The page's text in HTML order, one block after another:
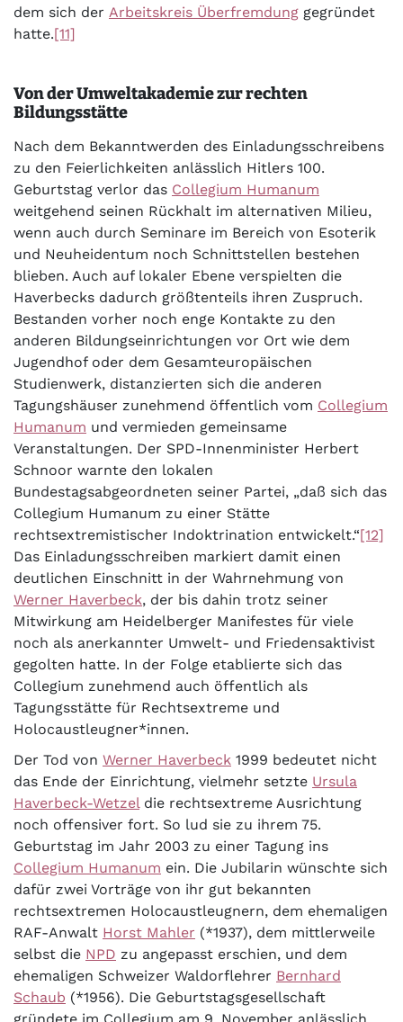
dem sich der Arbeitskreis Überfremdung gegründet
hatte.[11]
Von der Umweltakademie zur rechten
Bildungsstätte
Nach dem Bekanntwerden des Einladungsschreibens
zu den Feierlichkeiten anlässlich Hitlers 100.
Geburtstag verlor das Collegium Humanum
weitgehend seinen Rückhalt im alternativen Milieu,
wenn auch durch Seminare im Bereich von Esoterik
und Neuheidentum noch Schnittstellen bestehen
blieben. Auch auf lokaler Ebene verspielten die
Haverbecks dadurch größtenteils ihren Zuspruch.
Bestanden vorher noch enge Kontakte zu den
anderen Bildungseinrichtungen vor Ort wie dem
Jugendhof oder dem Gesamteuropäischen
Studienwerk, distanzierten sich die anderen
Tagungshäuser zunehmend öffentlich vom Collegium
Humanum und vermieden gemeinsame
Veranstaltungen. Der SPD-Innenminister Herbert
Schnoor warnte den lokalen
Bundestagsabgeordneten seiner Partei, „daß sich das
Collegium Humanum zu einer Stätte
rechtsextremistischer Indoktrination entwickelt.“[12]
Das Einladungsschreiben markiert damit einen
deutlichen Einschnitt in der Wahrnehmung von
Werner Haverbeck, der bis dahin trotz seiner
Mitwirkung am Heidelberger Manifestes für viele
noch als anerkannter Umwelt- und Friedensaktivist
gegolten hatte. In der Folge etablierte sich das
Collegium zunehmend auch öffentlich als
Tagungsstätte für Rechtsextreme und
Holocaustleugner*innen.
Der Tod von Werner Haverbeck 1999 bedeutet nicht
das Ende der Einrichtung, vielmehr setzte Ursula
Haverbeck-Wetzeldie rechtsextreme Ausrichtung
noch offensiver fort. So lud sie zu ihrem 75.
Geburtstag im Jahr 2003 zu einer Tagung ins
Collegium Humanum ein. Die Jubilarin wünschte sich
dafür zwei Vorträge von ihr gut bekannten
rechtsextremen Holocaustleugnern, dem ehemaligen
RAF-Anwalt Horst Mahler (*1937), dem mittlerweile
selbst die NPD zu angepasst erschien, und dem
ehemaligen Schweizer Waldorflehrer Bernhard
Schaub (*1956). Die Geburtstagsgesellschaft